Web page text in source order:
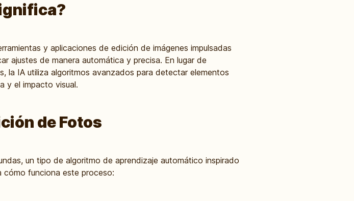
y aplicaciones de edición de imágenes impulsadas
ajustes de manera automática y precisa. En lugar de
la IA utiliza algoritmos avanzados para detectar elementos
y el impacto visual.
de Fotos
un tipo de algoritmo de aprendizaje automático inspirado
cómo funciona este proceso: